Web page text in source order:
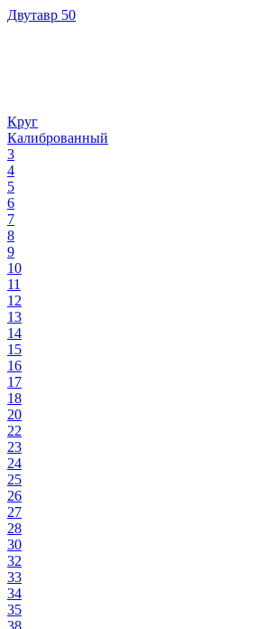
Двутавр 50
Круг
Калиброванный
3
4
5
6
7
8
9
10
11
12
13
14
15
16
17
18
20
22
23
24
25
26
27
28
30
32
33
34
35
38